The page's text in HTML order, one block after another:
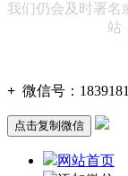
我们仍会及时署名
站
+ 微信号：
点击复制微信
网站首页